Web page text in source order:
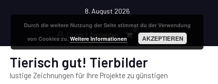
8. August 2026
Login / Anmelden
0
Tierisch gut! Tierbilder
lustige Zeichnungen für Ihre Projekte zu günstigen
Durch die weitere Nutzung der Seite stimmst du der Verwendung
von Cookies zu.Weitere Informationen AKZEPTIEREN